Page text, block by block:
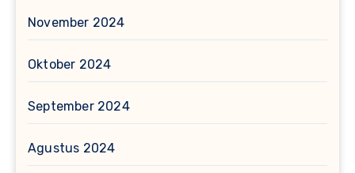
November 2024
Oktober 2024
September 2024
Agustus 2024